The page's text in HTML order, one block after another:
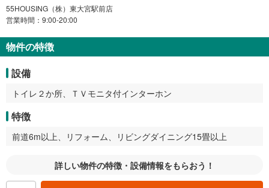
55HOUSING（株）東大宮駅前店
営業時間：9:00-20:00
物件の特徴
設備
トイレ２か所、ＴＶモニタ付インターホン
特徴
前道6m以上、リフォーム、リビングダイニング15畳以上
詳しい物件の特徴・設備情報をもらおう！